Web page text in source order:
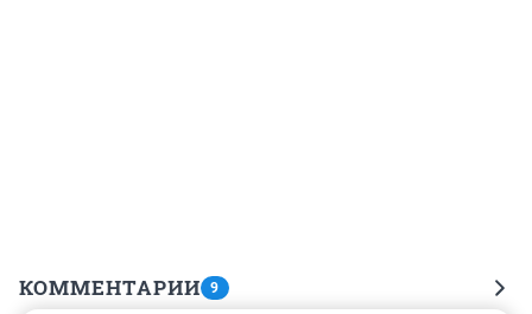
КОММЕНТАРИИ 9